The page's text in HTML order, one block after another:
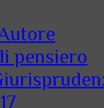
pensiero